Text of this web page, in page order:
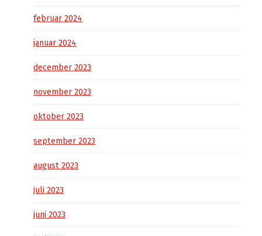
februar 2024
januar 2024
december 2023
november 2023
oktober 2023
september 2023
august 2023
juli 2023
juni 2023